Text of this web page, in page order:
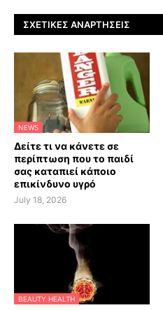
ΣΧΕΤΙΚΈΣ ΑΝΑΡΤΉΣΕΙΣ
NEWS
Δείτε τι να κάνετε σε
περίπτωση που το παιδί
σας καταπιεί κάποιο
επικίνδυνο υγρό
July 18, 2026
BEAUTY HEALTH